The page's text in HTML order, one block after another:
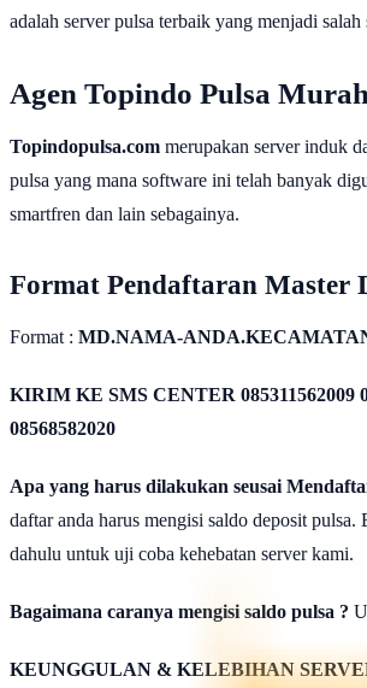
adalah server pulsa terbaik yang menjadi
Agen Topindo Pulsa
Topindopulsa.com merupakan server induk
pulsa yang mana software ini telah banyak
smartfren dan lain sebagainya.
Format Pendaftaran Master
Format : MD.NAMA-
KIRIM KE SMS CENTER 085311562009
08568582020
Apa yang harus dilakukan seusai
daftar anda harus mengisi saldo deposit
dahulu untuk uji coba kehebatan server kami.
Bagaimana caranya mengisi saldo pulsa ?
KEUNGGULAN & KELEBIHAN